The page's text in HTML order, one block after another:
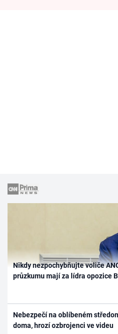
Nikdy nezpochybňujte voliče
průzkumu mají za lídra opozice
Nebezpečí na oblíbeném
doma, hrozí ozbrojenci ve videu